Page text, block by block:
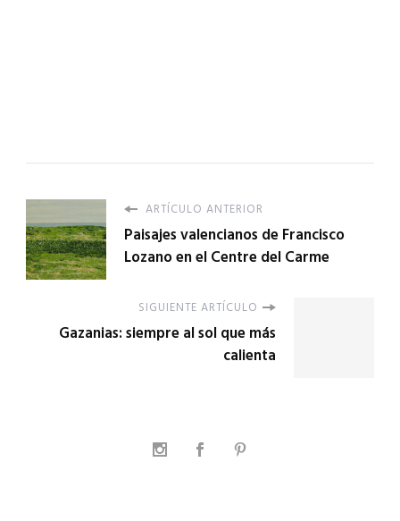
ARTÍCULO ANTERIOR
Paisajes valencianos de Francisco
Lozano en el Centre del Carme
SIGUIENTE ARTÍCULO
Gazanias: siempre al sol que más
calienta